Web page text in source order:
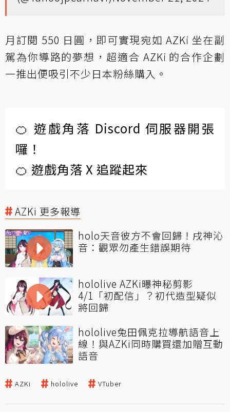
月訂閱 550 日圓，即可實現宛如 AZKi 坐在副
駕為你導路的夢想，超適合 AZKi 的合作企劃
一推出便吸引不少日本粉絲購入。
🍊 遊戲角落 Discord 伺服器開張
囉！
🍊 遊戲角落 X 追蹤起來
AZKi 更多報導
holo天音彼方不會回歸！戌神沁
音：觀眾勿產生錯誤期待
hololive AZKi曝神秘剪影
4/1「初配信」？初代造型疑似
將回歸
hololive兔田佩克拉導航語音上
線！與AZKi同時購買還加贈互動
語音
AZKi hololive VTuber